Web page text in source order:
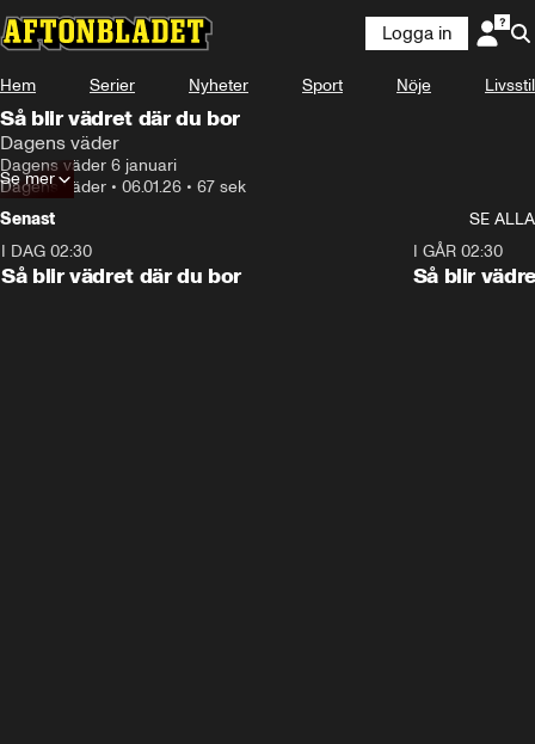
Logga in
Hem Serier Nyheter Sport Nöje Livsstil
Så blir vädret där du bor
Dagens väder
Dagens väder 6 januari
Dagens väder • 06.01.26 • 67 sek
Se mer
Senast
SE ALLA
I DAG 02:30
Så blir vädret där du bor
I GÅR 02:30
Så blir